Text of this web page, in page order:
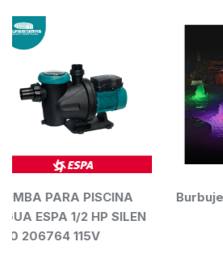
SILEN
Burbujeador ColorVision